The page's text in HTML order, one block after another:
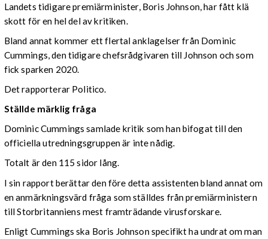
Landets tidigare premiärminister, Boris Johnson, har fått klä
skott för en hel del av kritiken.
Bland annat kommer ett flertal anklagelser från Dominic
Cummings, den tidigare chefsrådgivaren till Johnson och som
fick sparken 2020.
Det rapporterar Politico.
Ställde märklig fråga
Dominic Cummings samlade kritik som han bifogat till den
officiella utredningsgruppen är inte nådig.
Totalt är den 115 sidor lång.
I sin rapport berättar den före detta assistenten bland annat om
en anmärkningsvärd fråga som ställdes från premiärministern
till Storbritanniens mest framträdande virusforskare.
Enligt Cummings ska Boris Johnson specifikt ha undrat om man